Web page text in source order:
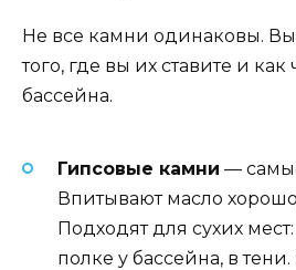
Не все камни одинаковы.
того, где вы их ставите и как
бассейна.
Гипсовые камни —
Впитывают масло
Подходят для сухих
полке у бассейна, в